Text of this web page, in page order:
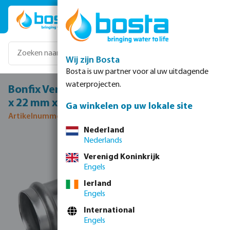
Ga naar de hoofdinhoud
Bonfix Verloop T-stuk 90° RVS 316L 28 mm
x 22 mm x 28 mm pers KIWA
Artikelnummer 0085187
Afbeeldingengalerij overslaan
Wij zijn Bosta
Bosta is uw partner voor al uw uitdagende
waterprojecten.
Ga winkelen op uw lokale site
Nederland
Nederlands
Verenigd Koninkrijk
Engels
Ierland
Engels
International
Engels